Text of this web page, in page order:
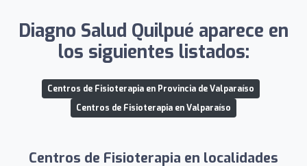
Diagno Salud Quilpué aparece en
los siguientes listados:
Centros de Fisioterapia en Provincia de Valparaíso
Centros de Fisioterapia en Valparaíso
Centros de Fisioterapia en localidades